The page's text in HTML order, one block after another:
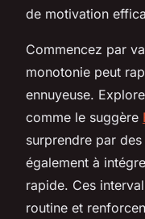
de motivation
Commencez par
monotonie peut
ennuyeuse.
comme le suggère
surprendre par
également à
rapide. Ces
routine et